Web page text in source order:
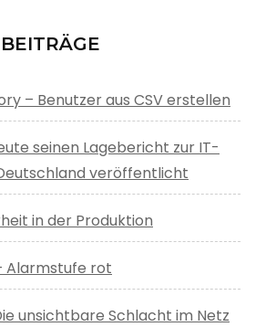
– Benutzer aus CSV erstellen
seinen Lagebericht zur IT-
veröffentlicht
in der Produktion
Alarmstufe rot
unsichtbare Schlacht im Netz